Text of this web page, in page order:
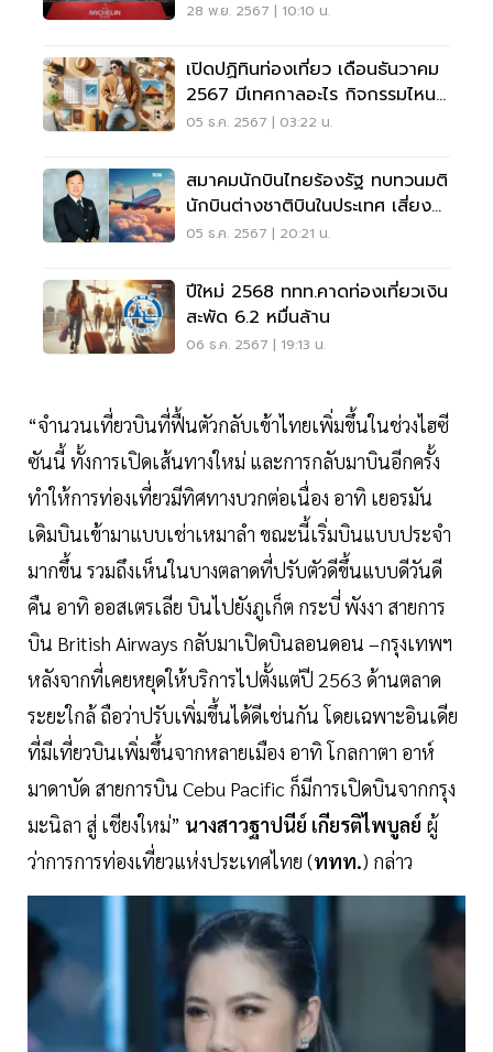
28 พ.ย. 2567 | 10:10 น.
เปิดปฏิทินท่องเที่ยว เดือนธันวาคม
2567 มีเทศกาลอะไร กิจกรรมไหน
เช็คเลย
05 ธ.ค. 2567 | 03:22 น.
สมาคมนักบินไทยร้องรัฐ ทบทวนมติ
นักบินต่างชาติบินในประเทศ เสี่ยง
ติดธงแดง
05 ธ.ค. 2567 | 20:21 น.
ปีใหม่ 2568 ททท.คาดท่องเที่ยวเงิน
สะพัด 6.2 หมื่นล้าน
06 ธ.ค. 2567 | 19:13 น.
“จำนวนเที่ยวบินที่ฟื้นตัวกลับเข้าไทยเพิ่มขึ้นในช่วงไฮซี
ซันนี้ ทั้งการเปิดเส้นทางใหม่ และการกลับมาบินอีกครั้ง
ทำให้การท่องเที่ยวมีทิศทางบวกต่อเนื่อง อาทิ เยอรมัน
เดิมบินเข้ามาแบบเช่าเหมาลำ ขณะนี้เริ่มบินแบบประจำ
มากขึ้น รวมถึงเห็นในบางตลาดที่ปรับตัวดีขึ้นแบบดีวันดี
คืน อาทิ ออสเตรเลีย บินไปยังภูเก็ต กระบี่ พังงา สายการ
บิน British Airways กลับมาเปิดบินลอนดอน –กรุงเทพฯ
หลังจากที่เคยหยุดให้บริการไปตั้งแต่ปี 2563 ด้านตลาด
ระยะใกล้ ถือว่าปรับเพิ่มขึ้นได้ดีเช่นกัน โดยเฉพาะอินเดีย
ที่มีเที่ยวบินเพิ่มขึ้นจากหลายเมือง อาทิ โกลกาตา อาห์
มาดาบัด สายการบิน Cebu Pacific ก็มีการเปิดบินจากกรุง
มะนิลา สู่ เชียงใหม่” นางสาวฐาปนีย์ เกียรติไพบูลย์ ผู้
ว่าการการท่องเที่ยวแห่งประเทศไทย (ททท.) กล่าว